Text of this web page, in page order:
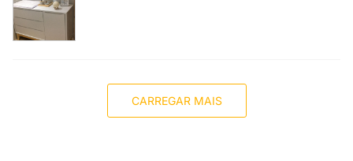
CARREGAR MAIS